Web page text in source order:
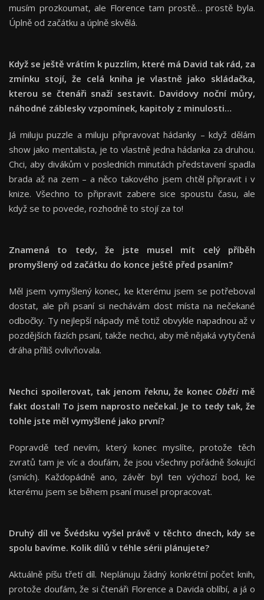
musím prozkoumat, ale Florence tam prostě… prostě byla.
Úplně od začátku a úplně skvělá.
Když se ještě vrátím k puzzlím, které má David tak rád, za
zmínku stojí, že celá kniha je vlastně jako skládačka,
kterou se čtenáři snaží sestavit. Davidovy noční můry,
náhodné záblesky vzpomínek, kapitoly z minulosti…
Já miluju puzzle a miluju připravovat hádanky – když dělám
show jako mentalista, je to vlastně jedna hádanka za druhou.
Chci, aby divákům v posledních minutách představení spadla
brada až na zem – a něco takového jsem chtěl připravit i v
knize. Všechno to připravit zabere sice spoustu času, ale
když se to povede, rozhodně to stojí za to!
Znamená to tedy, že jste musel mít celý příběh
promyšlený od začátku do konce ještě před psaním?
Měl jsem vymyšlený konec, ke kterému jsem se potřeboval
dostat, ale při psaní si nechávám dost místa na nečekané
odbočky. Ty nejlepší nápady mě totiž obvykle napadnou až v
pozdějších fázích psaní, takže nechci, aby mě nějaká vytyčená
dráha příliš ovlivňovala.
Nechci spoilerovat, tak jenom řeknu, že konec Obětimě
fakt dostal! To jsem naprosto nečekal. Je to tedy tak, že
tohle jste měl vymyšlené jako první?
Popravdě teď nevím, který konec myslíte, protože těch
zvratů tam je víc a doufám, že jsou všechny pořádně šokující
(smích). Každopádně ano, závěr byl ten výchozí bod, ke
kterému jsem se během psaní musel propracovat.
Druhý díl ve Švédsku vyšel právě v těchto dnech, kdy se
spolu bavíme. Kolik dílů v téhle sérii plánujete?
Aktuálně píšu třetí díl. Neplánuju žádný konkrétní počet knih,
protože doufám, že si čtenáři Florence a Davida oblíbí, a já o